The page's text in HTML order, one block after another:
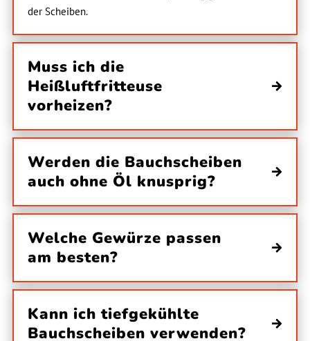
der Scheiben.
Muss ich die
Heißluftfritteuse
vorheizen?
Werden die Bauchscheiben
auch ohne Öl knusprig?
Welche Gewürze passen
am besten?
Kann ich tiefgekühlte
Bauchscheiben verwenden?